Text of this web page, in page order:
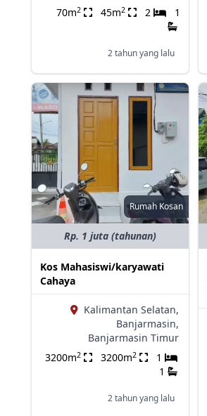
70m2 45m2 2 1
2 tahun yang lalu
Rumah Kosan
Rp. 1 juta (tahunan)
Kos Mahasiswi/karyawati
Cahaya
Kalimantan Selatan,
Banjarmasin,
Banjarmasin Timur
3200m2 3200m2
1
1
2 tahun yang lalu